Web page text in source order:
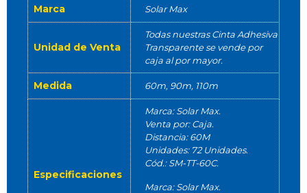
Marca Solar Max
Unidad de Venta
Todas nuestras Cinta Adhesiva
Transparente se vende por
caja al por mayor.
Medida 60m, 90m, 110m
Especificaciones
Marca: Solar Max.
Venta por: Caja.
Distancia: 60M
Unidades: 72 Unidades.
Cód.: SM-TT-60C.
Marca: Solar Max.